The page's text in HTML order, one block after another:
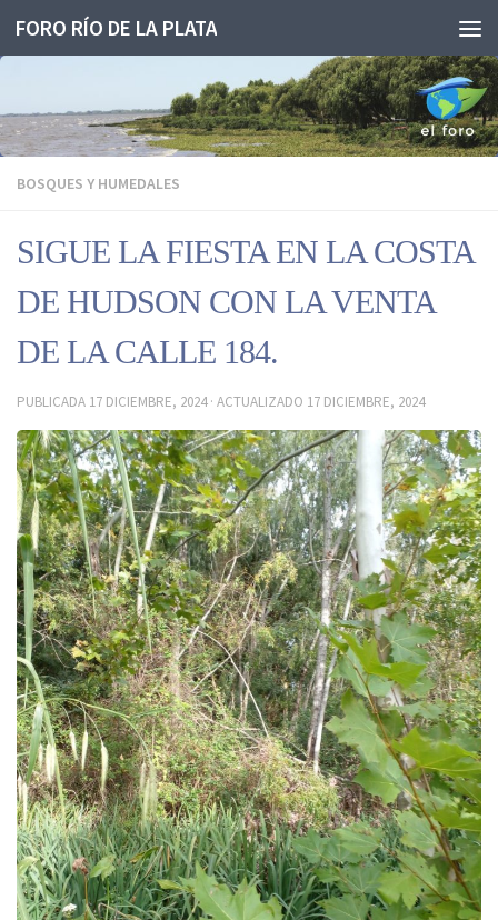
Saltar al contenido
FORO RÍO DE LA PLATA
BOSQUES Y HUMEDALES
SIGUE LA FIESTA EN LA COSTA
DE HUDSON CON LA VENTA
DE LA CALLE 184.
PUBLICADA 17 DICIEMBRE, 2024· ACTUALIZADO 17 DICIEMBRE, 2024